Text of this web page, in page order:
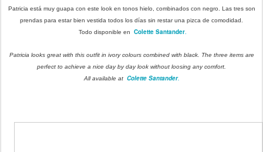
Patricia está muy guapa con este look en tonos hielo, combinados con negro. Las tres son
prendas para estar bien vestida todos los días sin restar una pizca de comodidad.
Todo disponible en Colette Santander.
Patricia looks great with this outfit in ivory colours combined with black. The three items are
perfect to achieve a nice day by day look without loosing any comfort.
All available at Colette Santander.